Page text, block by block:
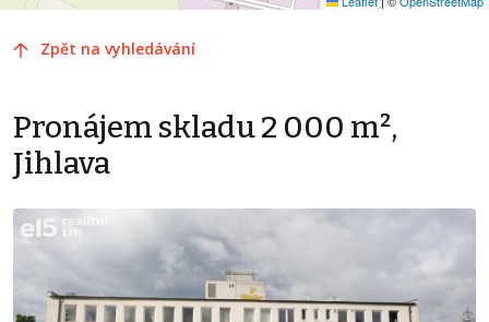
Zpět na vyhledávání
Pronájem skladu 2 000 m²,
Jihlava